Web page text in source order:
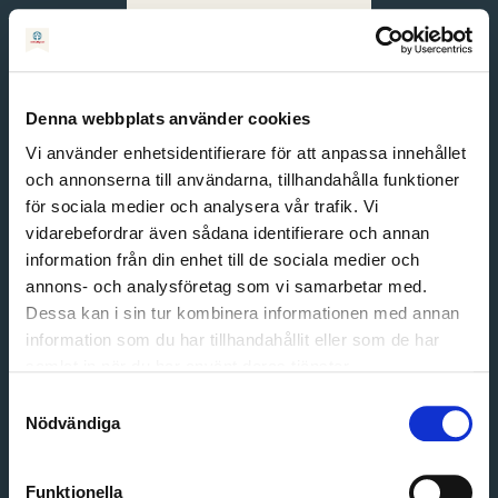
Denna webbplats använder cookies
Vi använder enhetsidentifierare för att anpassa innehållet
och annonserna till användarna, tillhandahålla funktioner
för sociala medier och analysera vår trafik. Vi
vidarebefordrar även sådana identifierare och annan
information från din enhet till de sociala medier och
annons- och analysföretag som vi samarbetar med.
Dessa kan i sin tur kombinera informationen med annan
information som du har tillhandahållit eller som de har
Nödvändiga
Funktionella
English
Svenska
Email address